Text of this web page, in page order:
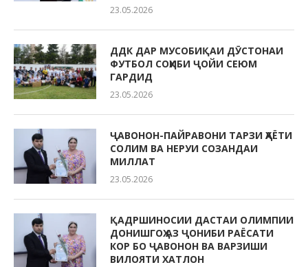
23.05.2026
ДДК ДАР МУСОБИҚАИ ДӮСТОНАИ
ФУТБОЛ СОҲИБИ ҶОЙИ СЕЮМ
ГАРДИД
23.05.2026
ҶАВОНОН-ПАЙРАВОНИ ТАРЗИ ҲАЁТИ
СОЛИМ ВА НЕРУИ СОЗАНДАИ
МИЛЛАТ
23.05.2026
ҚАДРШИНОСИИ ДАСТАИ ОЛИМПИИ
ДОНИШГОҲ АЗ ҶОНИБИ РАЁСАТИ
КОР БО ҶАВОНОН ВА ВАРЗИШИ
ВИЛОЯТИ ХАТЛОН